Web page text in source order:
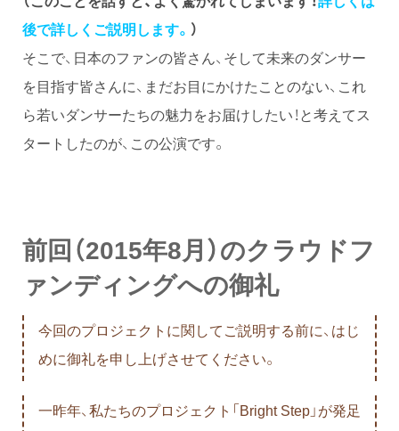
後で詳しくご説明します。 ）
そこで、日本のファンの皆さん、そして未来のダンサー
を目指す皆さんに、まだお目にかけたことのない、これ
ら若いダンサーたちの魅力をお届けしたい！と考えてス
タートしたのが、この公演です。
前回（2015年8月）のクラウドフ
ァンディングへの御礼
今回のプロジェクトに関してご説明する前に、はじ
めに御礼を申し上げさせてください。
一昨年、私たちのプロジェクト「Bright Step」が発足